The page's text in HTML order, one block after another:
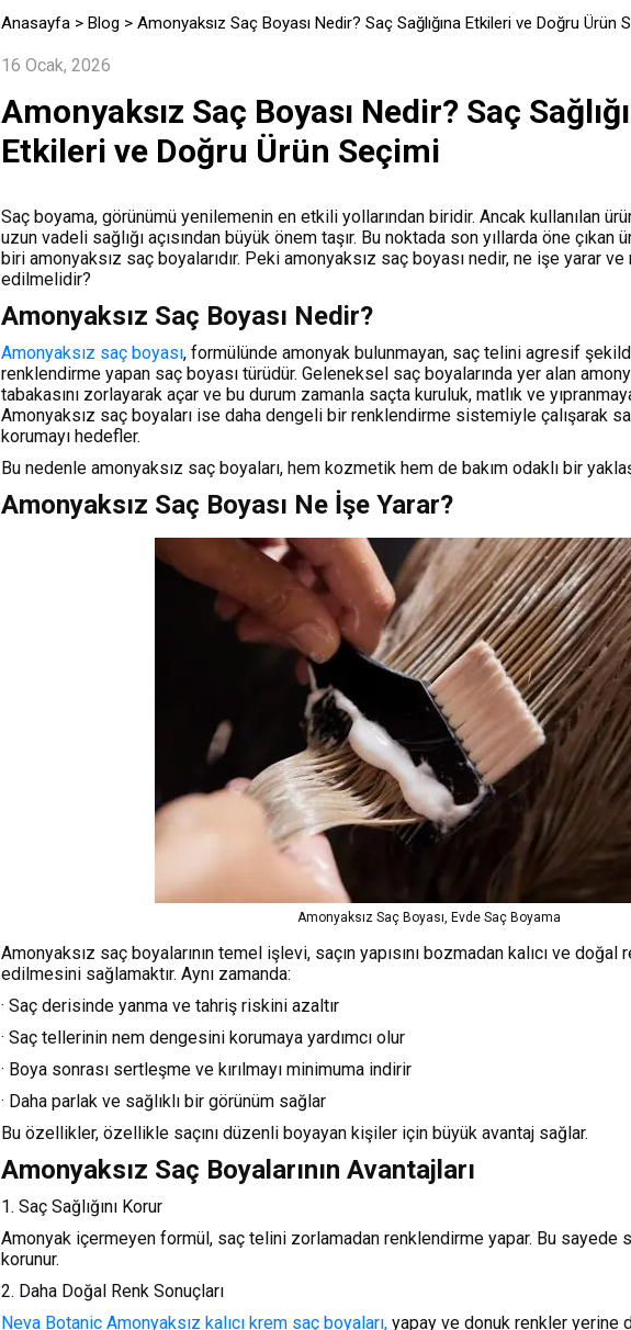
Anasayfa > Blog > Amonyaksız Saç Boyası Nedir? Saç Sağlığına Etkileri ve Doğru Ürün
16 Ocak, 2026
Amonyaksız Saç Boyası Nedir? Saç
Etkileri ve Doğru Ürün Seçimi
Saç boyama, görünümü yenilemenin en etkili yollarından biridir. Ancak kullanılan
uzun vadeli sağlığı açısından büyük önem taşır. Bu noktada son yıllarda öne çıkan
biri amonyaksız saç boyalarıdır. Peki amonyaksız saç boyası nedir, ne işe yarar
edilmelidir?
Amonyaksız Saç Boyası Nedir?
Amonyaksız saç boyası, formülünde amonyak bulunmayan, saç telini agresif
renklendirme yapan saç boyası türüdür. Geleneksel saç boyalarında yer alan
tabakasını zorlayarak açar ve bu durum zamanla saçta kuruluk, matlık ve
Amonyaksız saç boyaları ise daha dengeli bir renklendirme sistemiyle çalışarak
korumayı hedefler.
Bu nedenle amonyaksız saç boyaları, hem kozmetik hem de bakım odaklı bir
Amonyaksız Saç Boyası Ne İşe Yarar?
Amonyaksız Saç Boyası, Evde Saç Boyama
Amonyaksız saç boyalarının temel işlevi, saçın yapısını bozmadan kalıcı ve doğal
edilmesini sağlamaktır. Aynı zamanda:
· Saç derisinde yanma ve tahriş riskini azaltır
· Saç tellerinin nem dengesini korumaya yardımcı olur
· Boya sonrası sertleşme ve kırılmayı minimuma indirir
· Daha parlak ve sağlıklı bir görünüm sağlar
Bu özellikler, özellikle saçını düzenli boyayan kişiler için büyük avantaj sağlar.
Amonyaksız Saç Boyalarının Avantajları
1. Saç Sağlığını Korur
Amonyak içermeyen formül, saç telini zorlamadan renklendirme yapar. Bu sayede
korunur.
2. Daha Doğal Renk Sonuçları
Neva Botanic Amonyaksız kalıcı krem saç boyaları, yapay ve donuk renkler yerine